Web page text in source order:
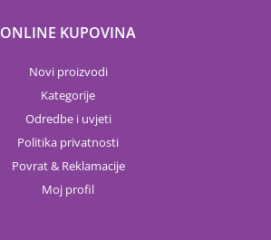
ONLINE KUPOVINA
Novi proizvodi
Kategorije
Odredbe i uvjeti
Politika privatnosti
Povrat & Reklamacije
Moj profil